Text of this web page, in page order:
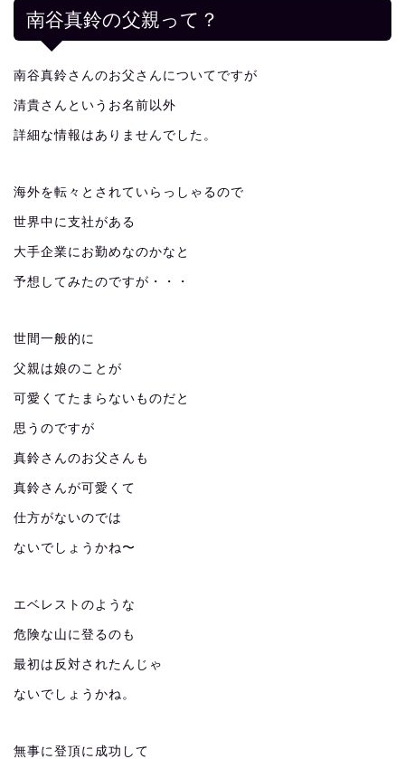
南谷真鈴の父親って？
南谷真鈴さんのお父さんについてですが
清貴さんというお名前以外
詳細な情報はありませんでした。
海外を転々とされていらっしゃるので
世界中に支社がある
大手企業にお勤めなのかなと
予想してみたのですが・・・
世間一般的に
父親は娘のことが
可愛くてたまらないものだと
思うのですが
真鈴さんのお父さんも
真鈴さんが可愛くて
仕方がないのでは
ないでしょうかね〜
エベレストのような
危険な山に登るのも
最初は反対されたんじゃ
ないでしょうかね。
無事に登頂に成功して